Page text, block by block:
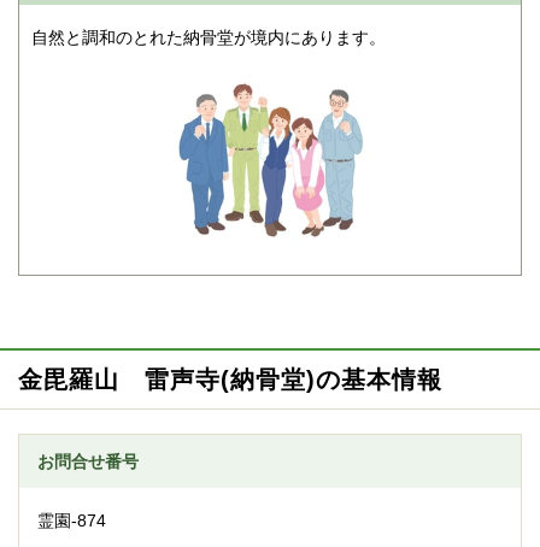
自然と調和のとれた納骨堂が境内にあります。
金毘羅山 雷声寺(納骨堂)の基本情報
お問合せ番号
霊園-874